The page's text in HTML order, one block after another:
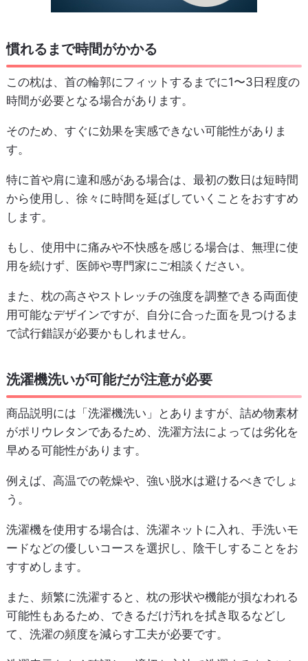
慣れるまで時間がかかる
この枕は、首の輪郭にフィットするまでに1〜3日程度の
時間が必要となる場合があります。
そのため、すぐに効果を実感できない可能性がありま
す。
特に首や肩に違和感がある場合は、最初の数日は短時間
から使用し、徐々に時間を延ばしていくことをおすすめ
します。
もし、使用中に痛みや不快感を感じる場合は、無理に使
用を続けず、医師や専門家にご相談ください。
また、枕の高さやストレッチの強度を調整できる両面使
用可能なデザインですが、自分に合った面を見つけるま
で試行錯誤が必要かもしれません。
洗濯機洗いが可能だが注意が必要
商品説明には「洗濯機洗い」とありますが、詰め物素材
がポリウレタンであるため、洗濯方法によっては劣化を
早める可能性があります。
例えば、高温での乾燥や、強い脱水は避けるべきでしょ
う。
洗濯機を使用する場合は、洗濯ネットに入れ、手洗いモ
ードなどの優しいコースを選択し、陰干しすることをお
すすめします。
また、頻繁に洗濯すると、枕の形状や機能が損なわれる
可能性もあるため、できるだけ汚れを拭き取るなどし
て、洗濯の頻度を減らす工夫が必要です。